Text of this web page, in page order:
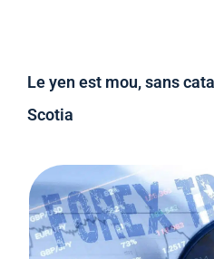
Le yen est mou, sans
Scotia